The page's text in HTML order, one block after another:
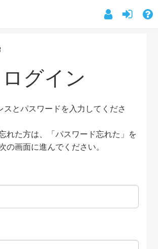
ログイン
スとパスワードを入力してくださ
れた方は、「パスワード忘れた」を
の画面に進んでください。